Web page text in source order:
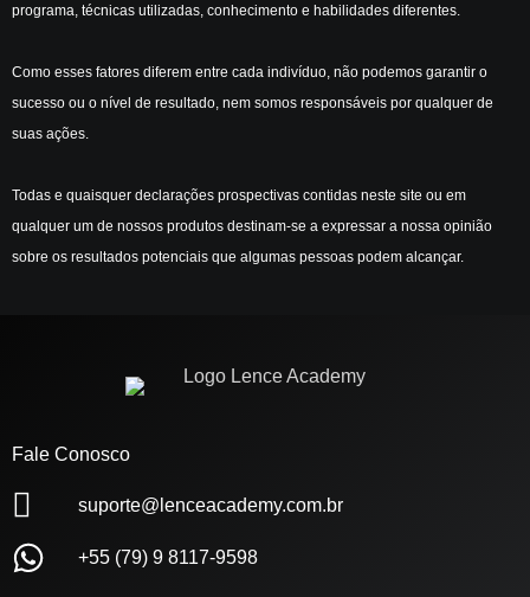
programa, técnicas utilizadas, conhecimento e habilidades diferentes.
Como esses fatores diferem entre cada indivíduo, não podemos garantir o
sucesso ou o nível de resultado, nem somos responsáveis por qualquer de
suas ações.
Todas e quaisquer declarações prospectivas contidas neste site ou em
qualquer um de nossos produtos destinam-se a expressar a nossa opinião
sobre os resultados potenciais que algumas pessoas podem alcançar.
Fale Conosco
suporte@lenceacademy.com.br
+55 (79) 9 8117-9598